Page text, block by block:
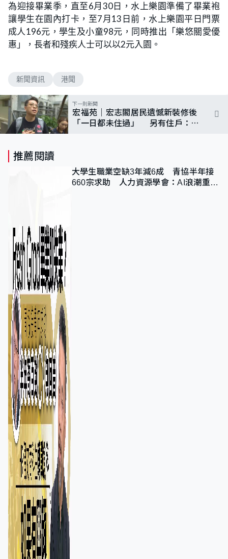
為迎接畢業季，直至6月30日，水上樂園準備了畢業袍
讓學生在園內打卡，至7月13日前，水上樂園平日門票
成人196元，學生及小童98元，同時推出「樂悠關愛優
惠」，長者和殘疾人士可以以2元入園。
新聞資訊 港聞
下一則新聞
宏福苑｜宏志閣居民遺憾新裝修後
「一日都未住過」 另有住戶：情
推薦閱讀
大學生職業空缺3年減6成 青協半年接
660宗求助 人力資源學會：AI浪潮重整